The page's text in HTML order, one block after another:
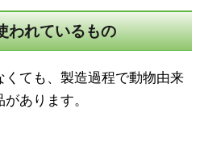
われているもの
くても、製造過程で動物由来
あります。